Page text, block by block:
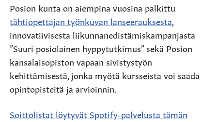
Posion kunta on aiempina vuosina palkittu
tähtiopettajan työnkuvan lanseerauksesta,
innovatiivisesta liikunnanedistämiskampanjasta
”Suuri posiolainen hyppytutkimus” sekä Posion
kansalaisopiston vapaan sivistystyön
kehittämisestä, jonka myötä kursseista voi saada
opintopisteitä ja arvioinnin.
Soittolistat löytyvät Spotify-palvelusta tämän